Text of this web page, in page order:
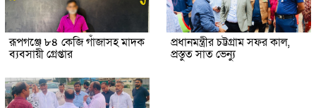
রূপগঞ্জে ৮৪ কেজি গাঁজাসহ মাদক
ব্যবসায়ী গ্রেপ্তার
প্রধানমন্ত্রীর চট্টগ্রাম সফর কাল,
প্রস্তুত সাত ভেন্যু